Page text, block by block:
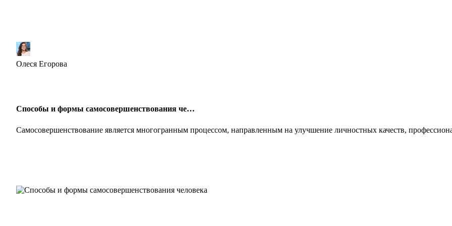
Олеся Егорова
Способы и формы самосовершенствования че…
Самосовершенствование является многогранным процессом, направленным на улучшение личностных качеств,